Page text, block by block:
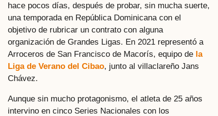
hace pocos días, después de probar, sin mucha suerte,
una temporada en República Dominicana con el
objetivo de rubricar un contrato con alguna
organización de Grandes Ligas. En 2021 representó a
Arroceros de San Francisco de Macorís, equipo de la
Liga de Verano del Cibao, junto al villaclareño Jans
Chávez.
Aunque sin mucho protagonismo, el atleta de 25 años
intervino en cinco Series Nacionales con los